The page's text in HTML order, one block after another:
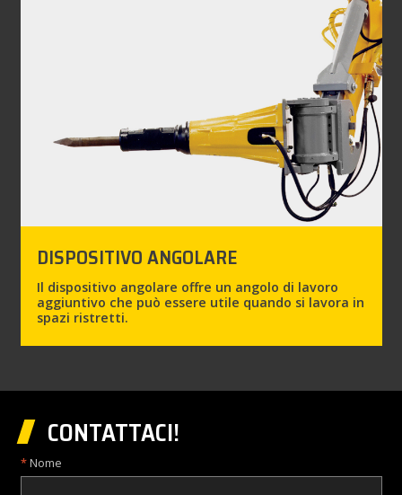
DISPOSITIVO ANGOLARE
Il dispositivo angolare offre un angolo di lavoro
aggiuntivo che può essere utile quando si lavora in
spazi ristretti.
CONTATTACI!
Nome